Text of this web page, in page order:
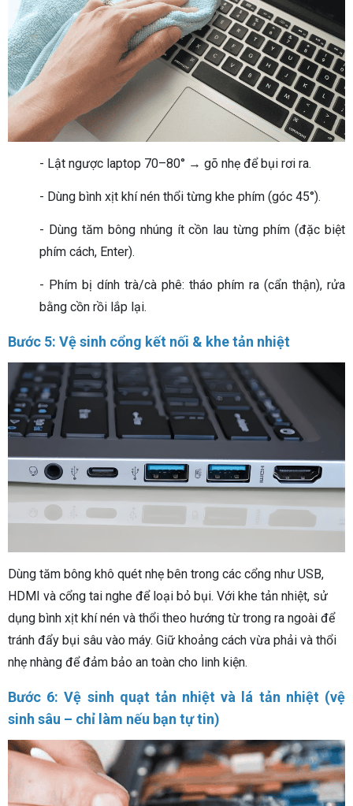
- Lật ngược laptop 70–80° → gõ nhẹ để bụi rơi ra.
- Dùng bình xịt khí nén thổi từng khe phím (góc 45°).
- Dùng tăm bông nhúng ít cồn lau từng phím (đặc biệt
phím cách, Enter).
- Phím bị dính trà/cà phê: tháo phím ra (cẩn thận), rửa
bằng cồn rồi lắp lại.
Bước 5: Vệ sinh cổng kết nối & khe tản nhiệt
Dùng tăm bông khô quét nhẹ bên trong các cổng như USB,
HDMI và cổng tai nghe để loại bỏ bụi. Với khe tản nhiệt, sử
dụng bình xịt khí nén và thổi theo hướng từ trong ra ngoài để
tránh đẩy bụi sâu vào máy. Giữ khoảng cách vừa phải và thổi
nhẹ nhàng để đảm bảo an toàn cho linh kiện.
Bước 6: Vệ sinh quạt tản nhiệt và lá tản nhiệt (vệ
sinh sâu – chỉ làm nếu bạn tự tin)